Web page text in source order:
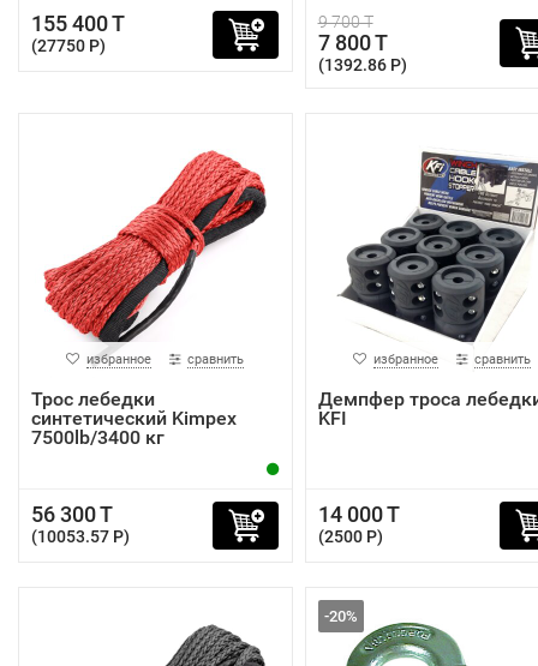
155 400 T
(27750 P)
9 700 T
7 800 T
(1392.86 P)
избранное сравнить
Трос лебедки
синтетический Kimpex
7500lb/3400 кг
56 300 T
(10053.57 P)
избранное сравнить
Демпфер троса
KFI
14 000 T
(2500 P)
-20%